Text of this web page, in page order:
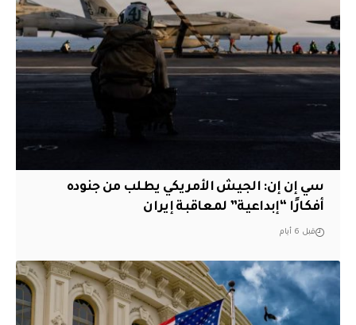
سي إن إن: الجيش الأمريكي يطلب من جنوده
أفكارًا “إبداعية” لمعاقبة إيران
قبل 6 أيام